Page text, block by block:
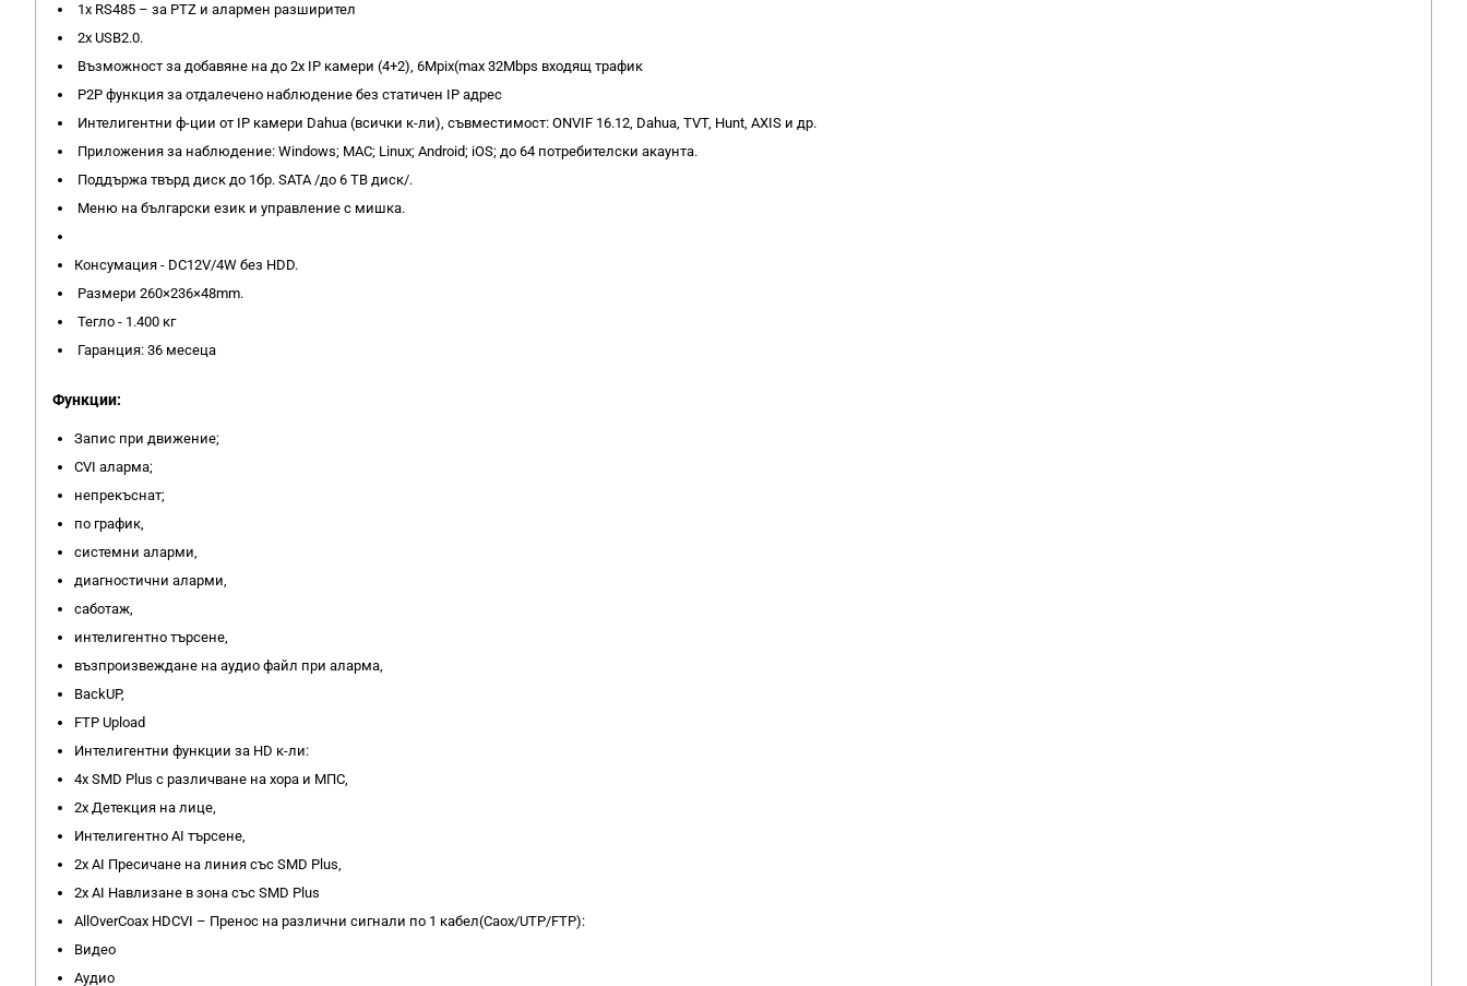
1x RS485 – за PTZ и алармен разширител
2x USB2.0.
Възможност за добавяне на до 2x IP камери (4+2), 6Mpix(max 32Mbps входящ трафик
P2P функция за отдалечено наблюдение без статичен IP адрес
Интелигентни ф-ции от IP камери Dahua (всички к-ли), съвместимост: ONVIF 16.12, Dahua, TVT, Hunt, AXIS и др.
Приложения за наблюдение: Windows; MAC; Linux; Android; iOS; до 64 потребителски акаунта.
Поддържа твърд диск до 1бр. SATA /до 6 TB диск/.
Меню на български език и управление с мишка.
Консумация - DC12V/4W без HDD.
Размери 260×236×48mm.
Тегло - 1.400 кг
Гаранция: 36 месеца
Функции:
Запис при движение;
CVI аларма;
непрекъснат;
по график,
системни аларми,
диагностични аларми,
саботаж,
интелигентно търсене,
възпроизвеждане на аудио файл при аларма,
BackUP,
FTP Upload
Интелигентни функции за HD к-ли:
4x SMD Plus с различване на хора и МПС,
2x Детекция на лице,
Интелигентно AI търсене,
2x AI Пресичане на линия със SMD Plus,
2x AI Навлизане в зона със SMD Plus
AllOverCoax HDCVI – Пренос на различни сигнали по 1 кабел(Caox/UTP/FTP):
Видео
Аудио